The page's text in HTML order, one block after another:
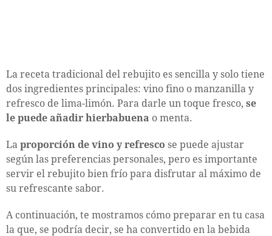
La receta tradicional del rebujito es sencilla y solo tiene
dos ingredientes principales: vino fino o manzanilla y
refresco de lima-limón. Para darle un toque fresco, se
le puede añadir hierbabuena o menta.
La proporción de vino y refresco se puede ajustar
según las preferencias personales, pero es importante
servir el rebujito bien frío para disfrutar al máximo de
su refrescante sabor.
A continuación, te mostramos cómo preparar en tu casa
la que, se podría decir, se ha convertido en la bebida